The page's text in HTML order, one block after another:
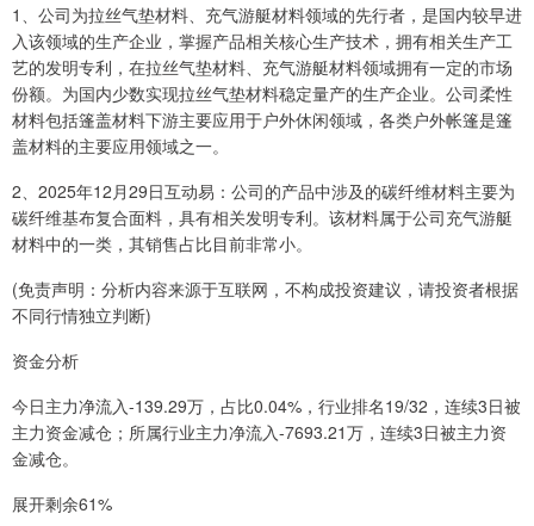
1、公司为拉丝气垫材料、充气游艇材料领域的先行者，是国内较早进
入该领域的生产企业，掌握产品相关核心生产技术，拥有相关生产工
艺的发明专利，在拉丝气垫材料、充气游艇材料领域拥有一定的市场
份额。为国内少数实现拉丝气垫材料稳定量产的生产企业。公司柔性
材料包括篷盖材料下游主要应用于户外休闲领域，各类户外帐篷是篷
盖材料的主要应用领域之一。
2、2025年12月29日互动易：公司的产品中涉及的碳纤维材料主要为
碳纤维基布复合面料，具有相关发明专利。该材料属于公司充气游艇
材料中的一类，其销售占比目前非常小。
(免责声明：分析内容来源于互联网，不构成投资建议，请投资者根据
不同行情独立判断)
资金分析
今日主力净流入-139.29万，占比0.04%，行业排名19/32，连续3日被
主力资金减仓；所属行业主力净流入-7693.21万，连续3日被主力资
金减仓。
展开剩余61%